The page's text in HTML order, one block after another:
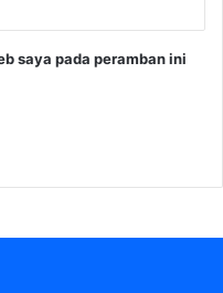
saya pada peramban ini